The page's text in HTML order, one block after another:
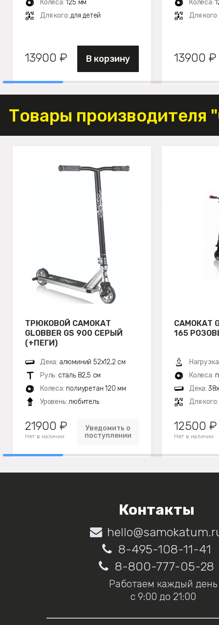
Колеса: 125 мм
Для кого: для детей
13900 ₽ В корзину
Колеса:
Для кого:
13900 ₽
Товары производителя
ТРЮКОВОЙ САМОКАТ
GLOBBER GS 900 СЕРЫЙ
(+ПЕГИ)
Дека: алюминий 52х12,2 см
Руль: сталь 82,5 см
Колеса: полиуретан 120 мм
Уровень:любитель
21900 ₽
Нет в наличии
Уведомить о
поступлении
САМОКАТ
165
Колеса:
Дека:
Для кого:
12500 ₽
Нет в наличии
Контакты
8-495-108-11-41
8-800-777-05-28
Работаем каждый день
с 9:00 до 21:00